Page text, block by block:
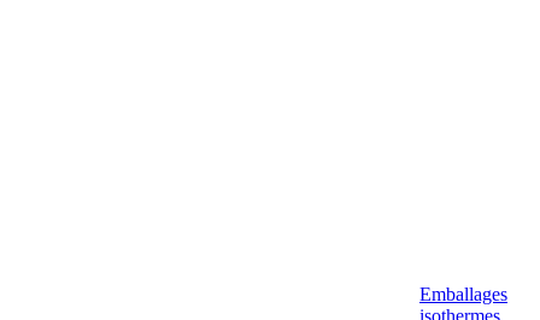
Emballages
isothermes